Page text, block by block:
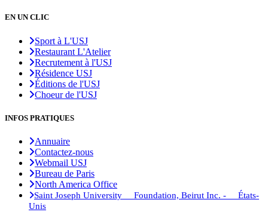
EN UN CLIC
Sport à L'USJ
Restaurant L'Atelier
Recrutement à l'USJ
Résidence USJ
Éditions de l'USJ
Choeur de l'USJ
INFOS PRATIQUES
Annuaire
Contactez-nous
Webmail USJ
Bureau de Paris
North America Office
Saint Joseph University Foundation, Beirut Inc. - États-
Unis